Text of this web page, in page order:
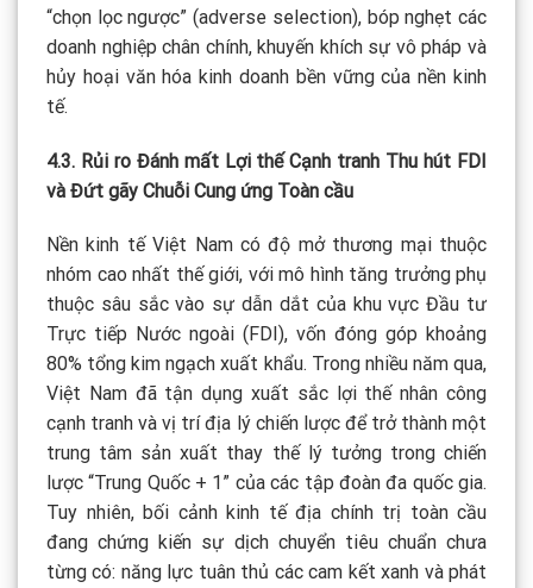
“chọn lọc ngược” (adverse selection), bóp nghẹt các
doanh nghiệp chân chính, khuyến khích sự vô pháp và
hủy hoại văn hóa kinh doanh bền vững của nền kinh
tế.
4.3. Rủi ro Đánh mất Lợi thế Cạnh tranh Thu hút FDI
và Đứt gãy Chuỗi Cung ứng Toàn cầu
Nền kinh tế Việt Nam có độ mở thương mại thuộc
nhóm cao nhất thế giới, với mô hình tăng trưởng phụ
thuộc sâu sắc vào sự dẫn dắt của khu vực Đầu tư
Trực tiếp Nước ngoài (FDI), vốn đóng góp khoảng
80% tổng kim ngạch xuất khẩu. Trong nhiều năm qua,
Việt Nam đã tận dụng xuất sắc lợi thế nhân công
cạnh tranh và vị trí địa lý chiến lược để trở thành một
trung tâm sản xuất thay thế lý tưởng trong chiến
lược “Trung Quốc + 1” của các tập đoàn đa quốc gia.
Tuy nhiên, bối cảnh kinh tế địa chính trị toàn cầu
đang chứng kiến sự dịch chuyển tiêu chuẩn chưa
từng có: năng lực tuân thủ các cam kết xanh và phát